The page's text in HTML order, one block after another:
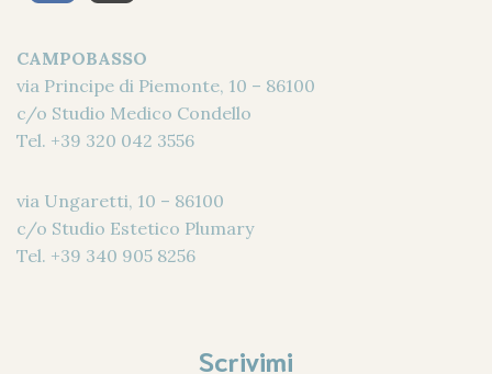
CAMPOBASSO
via Principe di Piemonte, 10 – 86100
c/o Studio Medico Condello
Tel. +39 320 042 3556
via Ungaretti, 10 – 86100
c/o Studio Estetico Plumary
Tel. +39 340 905 8256
Scrivimi